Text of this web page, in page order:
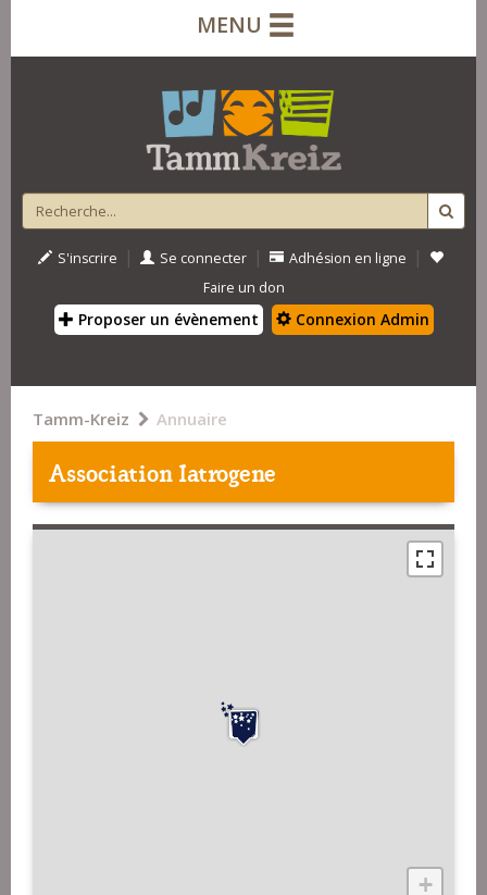
MENU
S'inscrire | Se connecter | Adhésion en ligne |
Faire un don
Proposer un évènement Connexion Admin
Tamm-Kreiz Annuaire
Association Iatrogene
+